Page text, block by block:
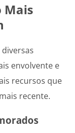
Mais
envolvente e
recursos que
recente.